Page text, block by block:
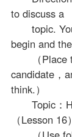
to discuss a
topic. You
begin and
（Place
candidate，
think.）
Topic：
（Lesson 16）